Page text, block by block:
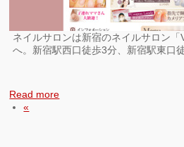
ネイルサロンは新宿のネイルサロン「
へ。新宿駅西口徒歩3分、新宿駅東口
Read more
«